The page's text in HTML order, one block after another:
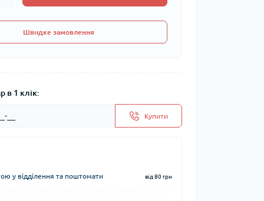
Швидке замовлення
в 1 клік:
Купити
у відділення та поштомати від 80 грн